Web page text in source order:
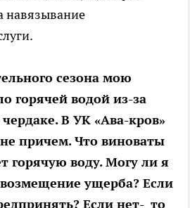
навязывание
сезона мою
горячей водой из-за
В УК «Ава-кров»
причем. Что виноваты
горячую воду. Могу ли я
ущерба? Если
Если нет- то